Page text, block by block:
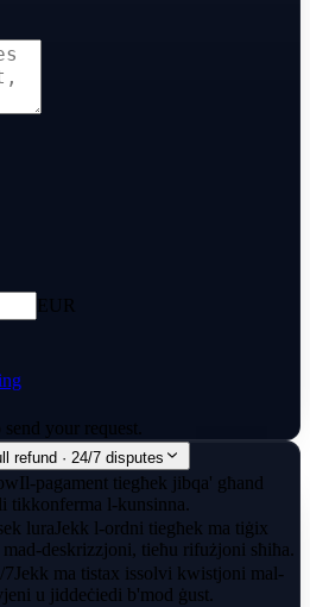
EUR
your request.
refund · 24/7 disputes
Il-pagament tiegħek jibqa' għand
tikkonferma l-kunsinna.
lura Jekk l-ordni tiegħek ma tiġix
deskrizzjoni, tieħu rifużjoni sħiħa.
7 Jekk ma tistax issolvi kwistjoni mal-
u jiddeċiedi b'mod ġust.